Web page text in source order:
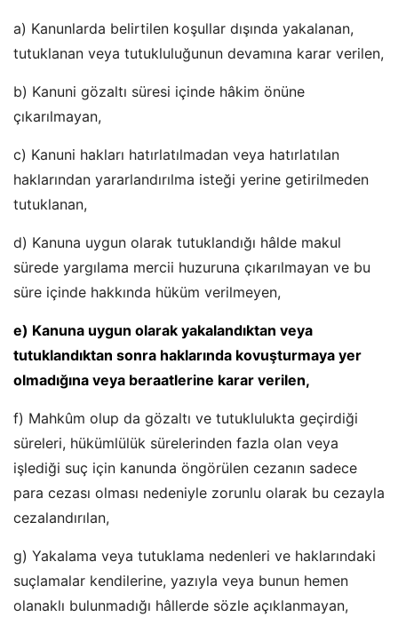
a) Kanunlarda belirtilen koşullar dışında yakalanan,
tutuklanan veya tutukluluğunun devamına karar verilen,
b) Kanuni gözaltı süresi içinde hâkim önüne
çıkarılmayan,
c) Kanuni hakları hatırlatılmadan veya hatırlatılan
haklarından yararlandırılma isteği yerine getirilmeden
tutuklanan,
d) Kanuna uygun olarak tutuklandığı hâlde makul
sürede yargılama mercii huzuruna çıkarılmayan ve bu
süre içinde hakkında hüküm verilmeyen,
e) Kanuna uygun olarak yakalandıktan veya
tutuklandıktan sonra haklarında kovuşturmaya yer
olmadığına veya beraatlerine karar verilen,
f) Mahkûm olup da gözaltı ve tutuklulukta geçirdiği
süreleri, hükümlülük sürelerinden fazla olan veya
işlediği suç için kanunda öngörülen cezanın sadece
para cezası olması nedeniyle zorunlu olarak bu cezayla
cezalandırılan,
g) Yakalama veya tutuklama nedenleri ve haklarındaki
suçlamalar kendilerine, yazıyla veya bunun hemen
olanaklı bulunmadığı hâllerde sözle açıklanmayan,